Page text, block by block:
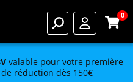
0
valable pour votre première
réduction dès 150€